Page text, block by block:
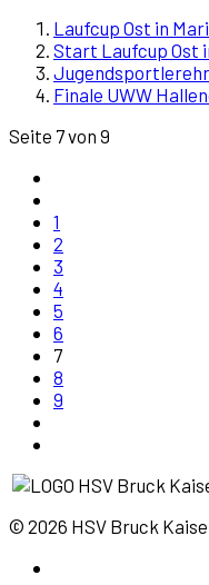
Laufcup Ost in
Start Laufcup Ost
Finale UWW
Seite 7 von 9
1
2
3
4
5
6
7
8
9
© 2026 HSV Bruck